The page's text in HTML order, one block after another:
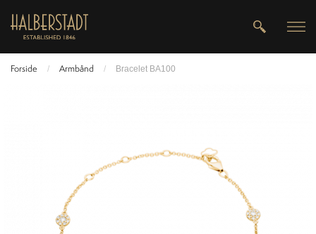
Forside / Armbånd / Bracelet BA100